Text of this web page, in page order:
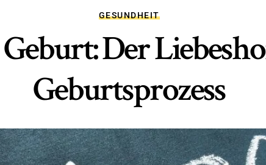
GESUNDHEIT
Der
Geburtsprozess